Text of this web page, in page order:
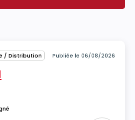
/ Distribution Publiée le 06/08/2026